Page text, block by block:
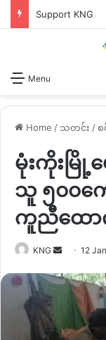
Support KNG
Menu
Home / သတင်း /စ
မုံးကိုးမြို့
သူ ၅၀၀က
ကူညီထော
KNG
Send
email
12